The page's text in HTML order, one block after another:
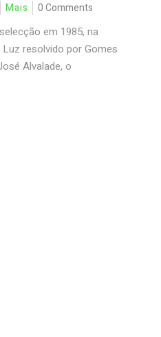
Mais 0 Comments
em 1985, na
resolvido por Gomes
Alvalade, o